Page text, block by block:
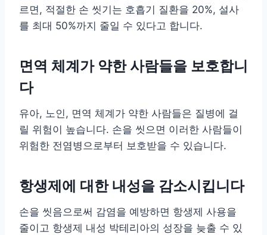
르면, 적절한 손 씻기는 호흡기 질환을 20%, 설사
를 최대 50%까지 줄일 수 있다고 합니다.
면역 체계가 약한 사람들을 보호합니
다
유아, 노인, 면역 체계가 약한 사람들은 질병에 걸
릴 위험이 높습니다. 손을 씻으면 이러한 사람들이
위험한 전염병으로부터 보호받을 수 있습니다.
항생제에 대한 내성을 감소시킵니다
손을 씻음으로써 감염을 예방하면 항생제 사용을
줄이고 항생제 내성 박테리아의 성장을 늦출 수 있